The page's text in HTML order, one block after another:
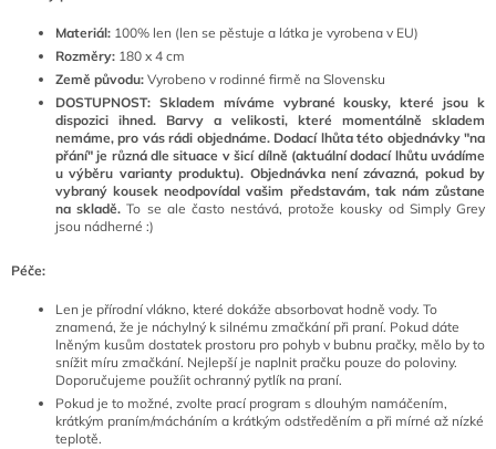
Materiál: 100% len (len se pěstuje a látka je vyrobena v EU)
Rozměry: 180 x 4 cm
Země původu: Vyrobeno v rodinné firmě na Slovensku
DOSTUPNOST: Skladem míváme vybrané kousky, které jsou k
dispozici ihned. Barvy a velikosti, které momentálně skladem
nemáme, pro vás rádi objednáme. Dodací lhůta této objednávky "na
přání" je různá dle situace v šicí dílně (aktuální dodací lhůtu uvádíme
u výběru varianty produktu). Objednávka není závazná, pokud by
vybraný kousek neodpovídal vašim představám, tak nám zůstane
na skladě.To se ale často nestává, protože kousky od Simply Grey
jsou nádherné :)
Péče:
Len je přírodní vlákno, které dokáže absorbovat hodně vody. To
znamená, že je náchylný k silnému zmačkání při praní. Pokud dáte
lněným kusům dostatek prostoru pro pohyb v bubnu pračky, mělo by to
snížit míru zmačkání. Nejlepší je naplnit pračku pouze do poloviny.
Doporučujeme použíit ochranný pytlík na praní.
Pokud je to možné, zvolte prací program s dlouhým namáčením,
krátkým praním/mácháním a krátkým odstředěním a při mírné až nízké
teplotě.